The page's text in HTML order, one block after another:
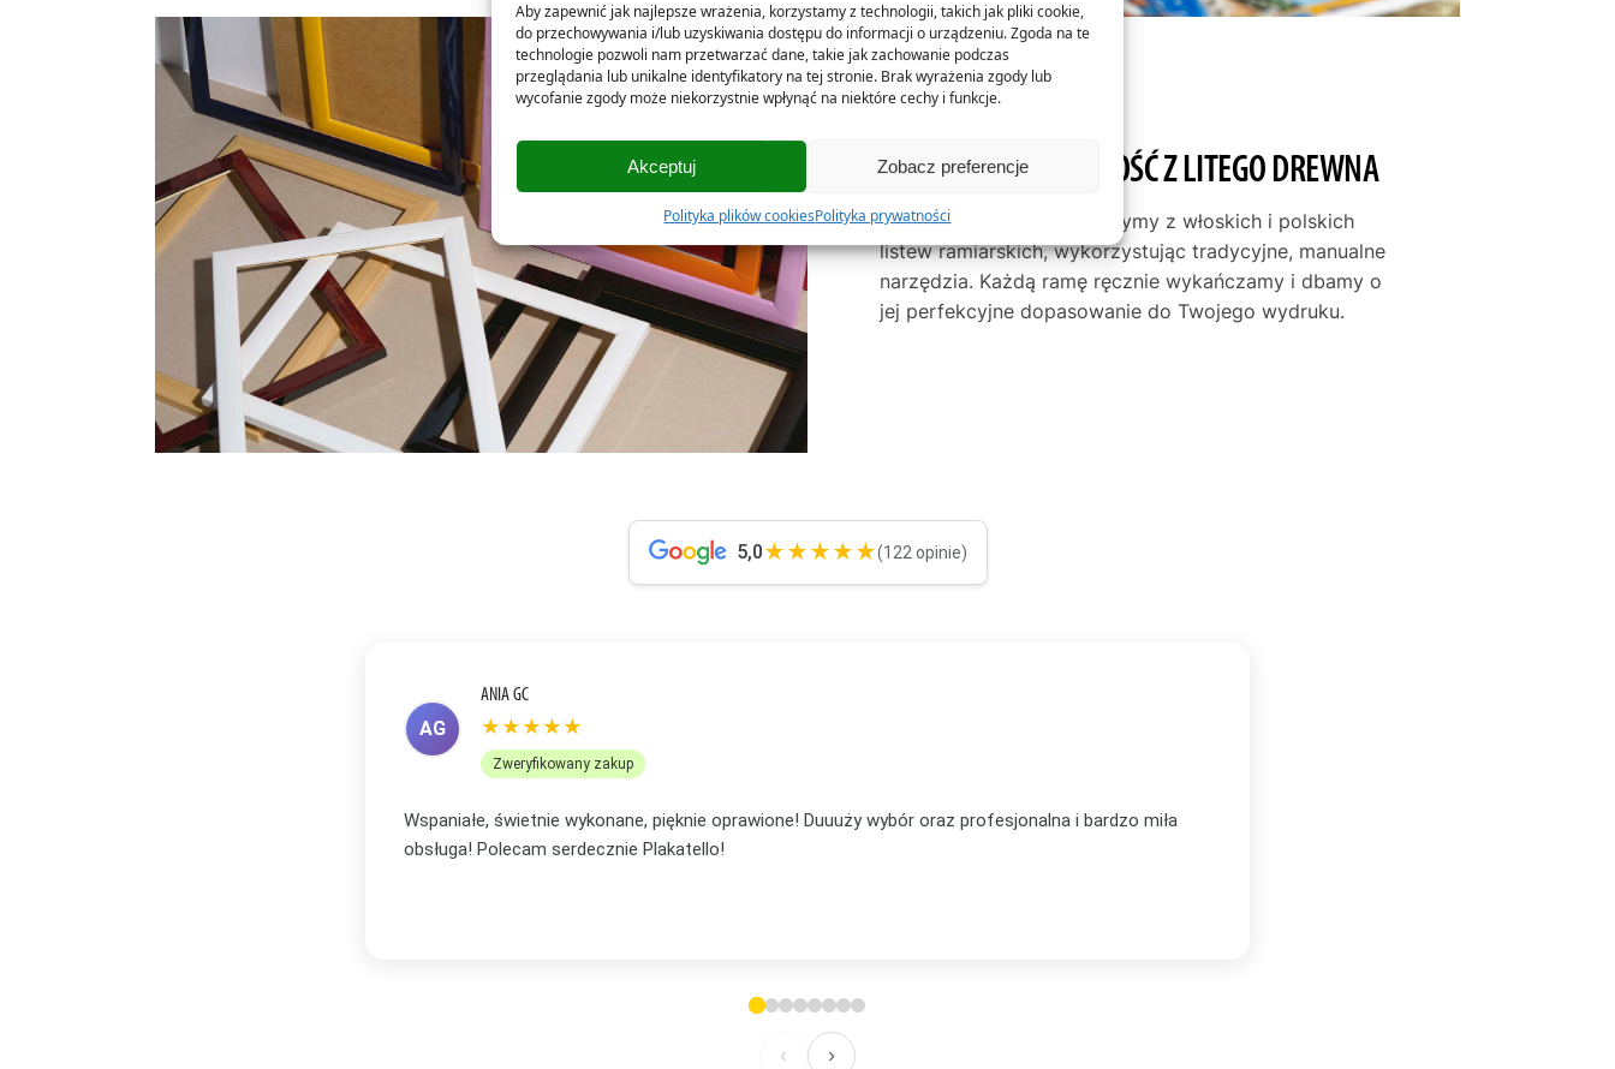
Aby zapewnić jak najlepsze wrażenia, korzystamy z technologii, takich jak pliki cookie,
do przechowywania i/lub uzyskiwania dostępu do informacji o urządzeniu. Zgoda na te
technologie pozwoli nam przetwarzać dane, takie jak zachowanie podczas
przeglądania lub unikalne identyfikatory na tej stronie. Brak wyrażenia zgody lub
wycofanie zgody może niekorzystnie wpłynąć na niektóre cechy i funkcje.
Akceptuj Zobacz preferencje
Polityka plików cookiesPolityka prywatności
NASZE RAMKI – JAKOŚĆ Z LITEGO DREWNA
W Plakatello® ramki tworzymy z włoskich i polskich
listew ramiarskich, wykorzystując tradycyjne, manualne
narzędzia. Każdą ramę ręcznie wykańczamy i dbamy o
jej perfekcyjne dopasowanie do Twojego wydruku.
5,0★★★★★(122 opinie)
AR
ANETA ROMANEK
★★★★★
Zweryfikowany zakup
Zakupiłam plakat... mąż mi podpowiedział, że to będzie lepsze na prezent niż pocztówka. Jestem
zachwycona i wiem, że nie ostatni mój zakup, bo już mam plan na te plakaty w swoim nowym domu
‹ ›